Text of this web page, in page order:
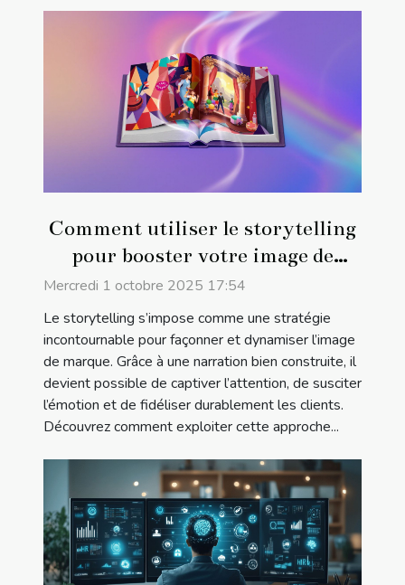
Comment utiliser le storytelling
pour booster votre image de
marque ?
Mercredi 1 octobre 2025 17:54
Le storytelling s’impose comme une stratégie
incontournable pour façonner et dynamiser l’image
de marque. Grâce à une narration bien construite, il
devient possible de captiver l’attention, de susciter
l’émotion et de fidéliser durablement les clients.
Découvrez comment exploiter cette approche...